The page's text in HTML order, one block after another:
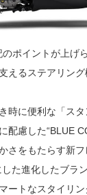
ポイントが上げら
えるステアリン
時に便利な「スタ
配慮した“BLUE
さをもたらす新フ
した進化したブラ
ートなスタイリン